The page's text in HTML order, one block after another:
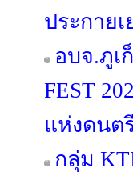
ประกาย
อบจ.ภูเ
FEST
แห่งดนต
กลุ่ม